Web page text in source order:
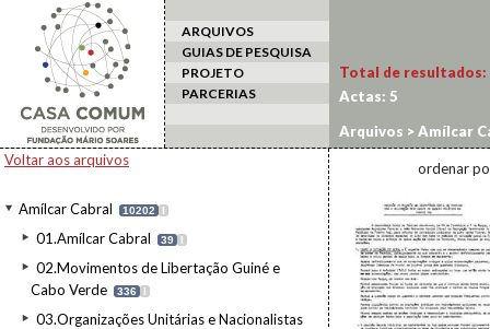
ARQUIVOS
GUIAS DE PESQUISA
PROJETO
PARCERIAS
Voltar aos arquivos
Amílcar Cabral 10202 I
01.Amílcar Cabral 39 I
02.Movimentos de Libertação Guiné e
Cabo Verde
336 I
03.Organizações Unitárias e Nacionalistas
Total de resultados:
Actas: 5
Arquivos >Amílcar
ordenar